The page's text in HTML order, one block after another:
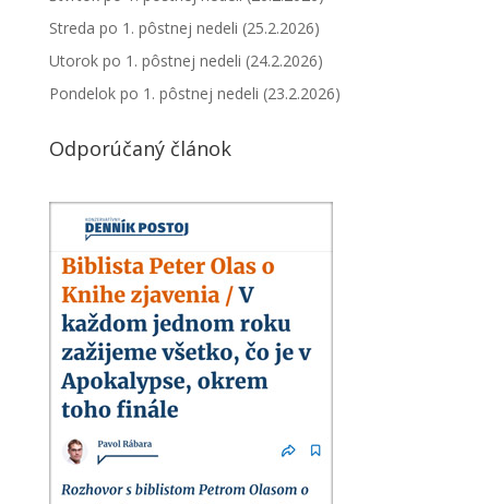
Streda po 1. pôstnej nedeli (25.2.2026)
Utorok po 1. pôstnej nedeli (24.2.2026)
Pondelok po 1. pôstnej nedeli (23.2.2026)
Odporúčaný článok